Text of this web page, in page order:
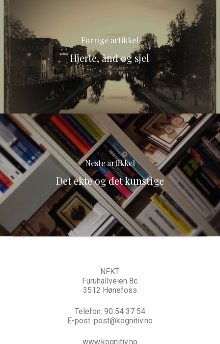
Forrige artikkel
Hjerte, ånd og sjel
Neste artikkel
Det ekte og det kunstige
NFKT
Furuhallveien 8c
3512 Hønefoss
Telefon: 90 54 37 54
E-post: post@kognitiv.no
www.kognitiv.no